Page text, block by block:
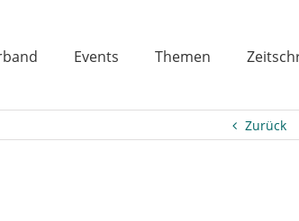
Events Themen
Zurück